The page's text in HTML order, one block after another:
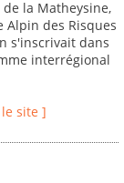
la Matheysine,
Alpin des Risques
s'inscrivait dans
interrégional
site ]